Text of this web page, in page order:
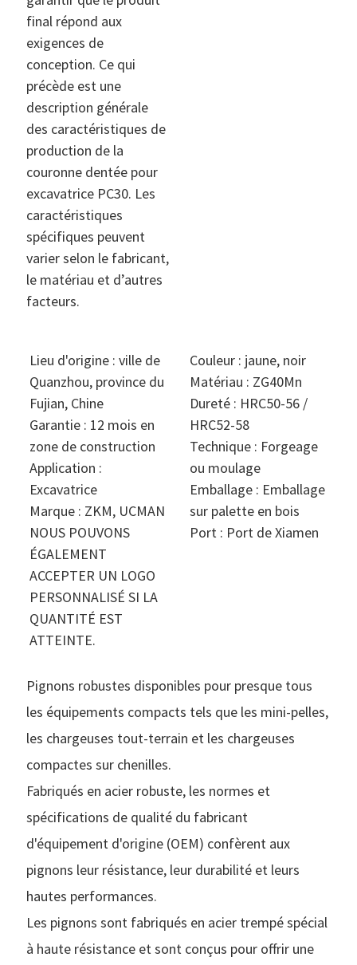
final répond aux
exigences de
conception. Ce qui
précède est une
description générale
des caractéristiques de
production de la
couronne dentée pour
excavatrice PC30. Les
caractéristiques
spécifiques peuvent
varier selon le fabricant,
le matériau et d’autres
facteurs.
Lieu d'origine : ville de
Quanzhou, province du
Fujian, Chine
Garantie : 12 mois en
zone de construction
Application :
Excavatrice
Marque : ZKM, UCMAN
NOUS POUVONS
ÉGALEMENT
ACCEPTER UN LOGO
PERSONNALISÉ SI LA
QUANTITÉ EST
ATTEINTE.
Couleur : jaune, noir
Matériau : ZG40Mn
Dureté : HRC50-56 /
HRC52-58
Technique : Forgeage
ou moulage
Emballage : Emballage
sur palette en bois
Port : Port de Xiamen
Pignons robustes disponibles pour presque tous
les équipements compacts tels que les mini-pelles,
les chargeuses tout-terrain et les chargeuses
compactes sur chenilles.
Fabriqués en acier robuste, les normes et
spécifications de qualité du fabricant
d'équipement d'origine (OEM) confèrent aux
pignons leur résistance, leur durabilité et leurs
hautes performances.
Les pignons sont fabriqués en acier trempé spécial
à haute résistance et sont conçus pour offrir une